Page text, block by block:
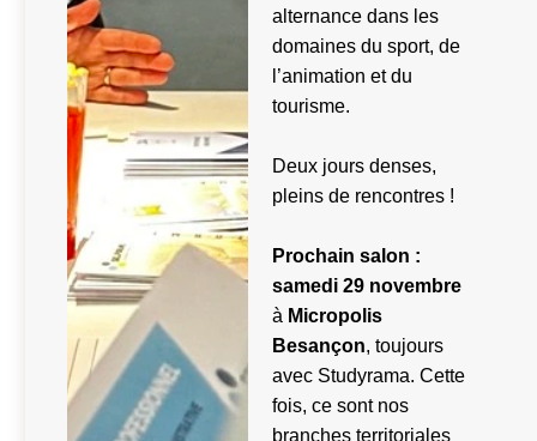
alternance dans les
domaines du sport, de
l’animation et du
tourisme.
Deux jours denses,
pleins de rencontres !
Prochain salon :
samedi 29 novembre
à Micropolis
Besançon, toujours
avec Studyrama. Cette
fois, ce sont nos
branches territoriales